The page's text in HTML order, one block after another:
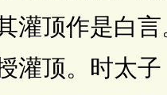
灌顶作是白言
灌顶。时太子